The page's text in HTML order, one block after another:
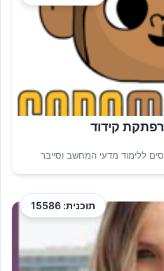
קידוד
ללימוד מדעי המחשב וסייבר
תוכנית: 15586